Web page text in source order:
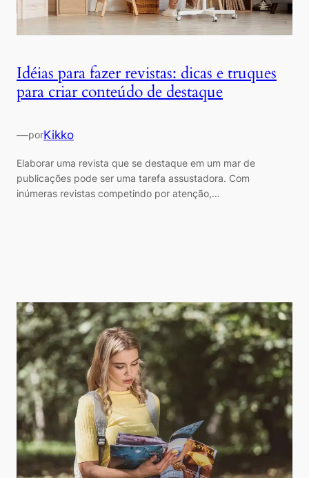
Idéias para fazer revistas: dicas e truques
para criar conteúdo de destaque
—porKikko
Elaborar uma revista que se destaque em um mar de
publicações pode ser uma tarefa assustadora. Com
inúmeras revistas competindo por atenção,…